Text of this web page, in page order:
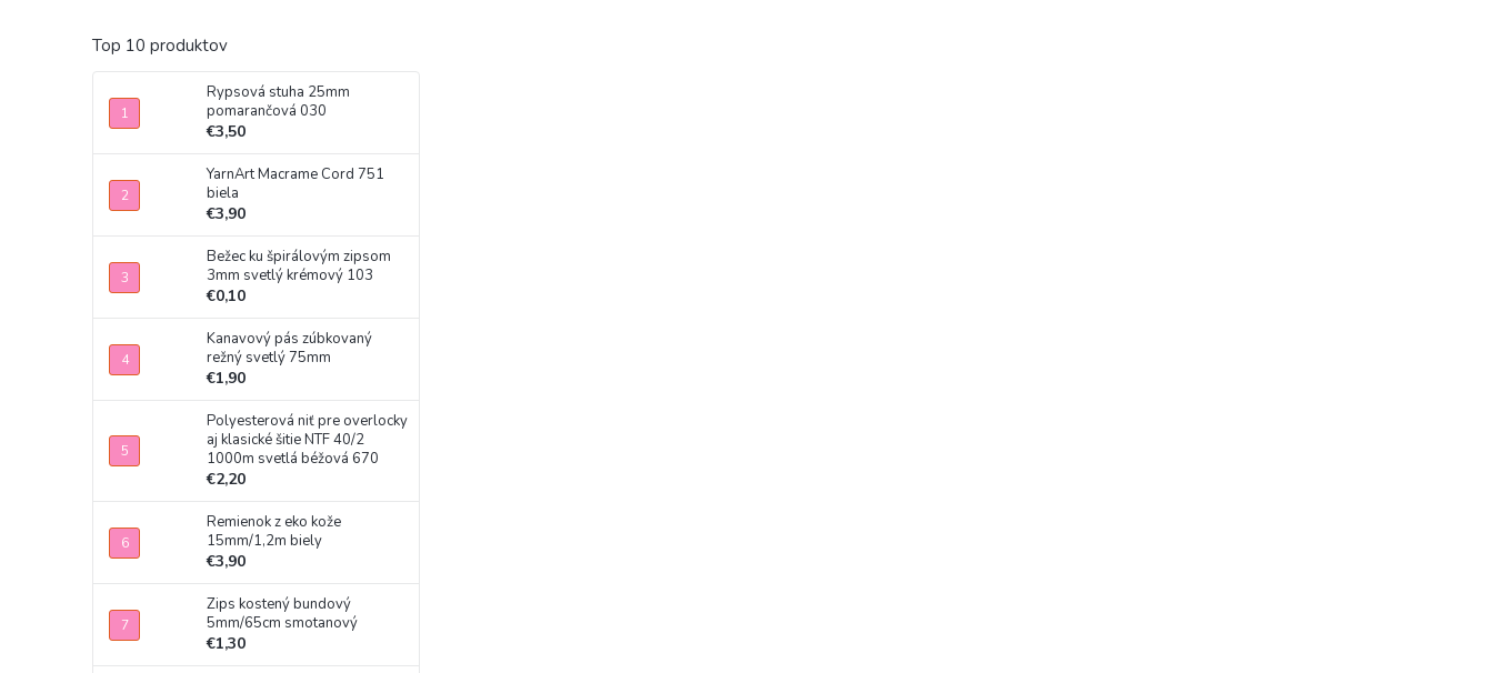
Top 10 produktov
Rypsová stuha 25mm
pomarančová 030
€3,50
YarnArt Macrame Cord 751
biela
€3,90
Bežec ku špirálovým zipsom
3mm svetlý krémový 103
€0,10
Kanavový pás zúbkovaný
režný svetlý 75mm
€1,90
Polyesterová niť pre overlocky
aj klasické šitie NTF 40/2
1000m svetlá béžová 670
€2,20
Remienok z eko kože
15mm/1,2m biely
€3,90
Zips kostený bundový
5mm/65cm smotanový
€1,30